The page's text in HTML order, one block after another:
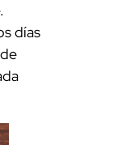
días